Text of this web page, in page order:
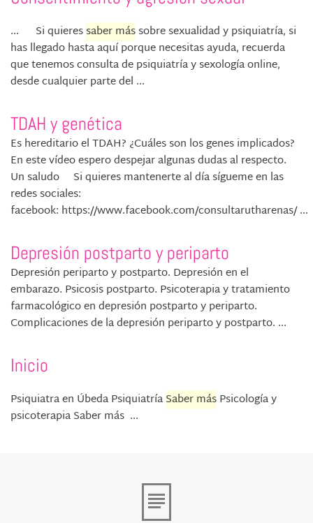
... Si quieressaber mássobre sexualidad y psiquiatría, si
has llegado hasta aquí porque necesitas ayuda, recuerda
que tenemos consulta de psiquiatría y sexología online,
desde cualquier parte del ...
TDAH y genética
Es hereditario el TDAH? ¿Cuáles son los genes implicados?
En este vídeo espero despejar algunas dudas al respecto.
Un saludo Si quieres mantenerte al día sígueme en las
redes sociales:
facebook: https://www.facebook.com/consultarutharenas/ ...
Depresión postparto y periparto
Depresión periparto y postparto. Depresión en el
embarazo. Psicosis postparto. Psicoterapia y tratamiento
farmacológico en depresión postparto y periparto.
Complicaciones de la depresión periparto y postparto. ...
Inicio
Psiquiatra en Úbeda PsiquiatríaSaber másPsicología y
psicoterapia Saber más ...